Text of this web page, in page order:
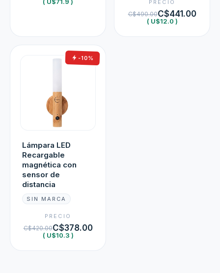
( U$71.9 ) PRECIO
C$490.00C$441.00
( U$12.0 )
-10%
Lámpara LED
Recargable
magnética con
sensor de
distancia
SIN MARCA
PRECIO
C$420.00C$378.00
( U$10.3 )